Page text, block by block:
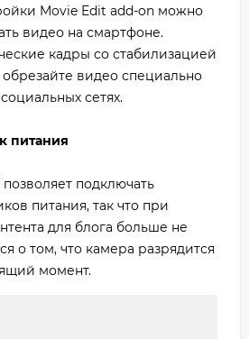
Movie Edit add-on можно
видео на смартфоне.
кадры со стабилизацией
видео специально
сетях.
питания
позволяет подключать
питания, так что при
для блога больше не
о том, что камера разрядится
момент.